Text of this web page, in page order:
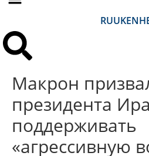
RUUKEN
Макрон
президента
поддерживать
«агрессивную